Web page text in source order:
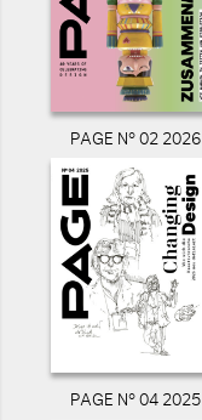
PAGE N° 02 2026
PAGE N° 04 2025